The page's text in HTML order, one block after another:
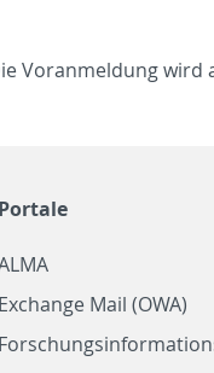
Vo­ran­mel­dung wird
Portale
Exchange Mail (OWA)